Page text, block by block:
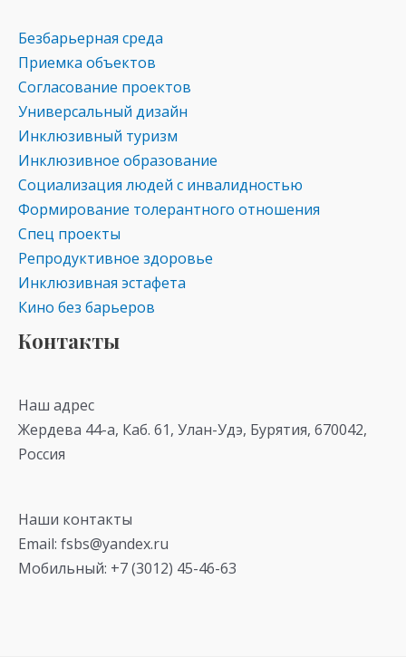
Безбарьерная среда
Приемка объектов
Согласование проектов
Универсальный дизайн
Инклюзивный туризм
Инклюзивное образование
Социализация людей с инвалидностью
Формирование толерантного отношения
Спец проекты
Репродуктивное здоровье
Инклюзивная эстафета
Кино без барьеров
Контакты
Наш адрес
Жердева 44-а, Каб. 61, Улан-Удэ, Бурятия, 670042,
Россия
Наши контакты
Email: fsbs@yandex.ru
Мобильный: +7 (3012) 45-46-63